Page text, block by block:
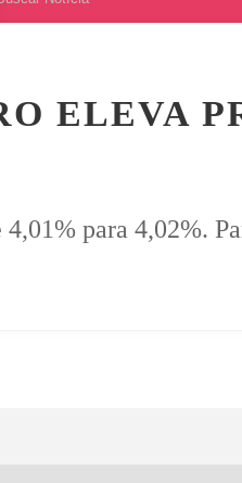
ELEVA
para 4,02%.